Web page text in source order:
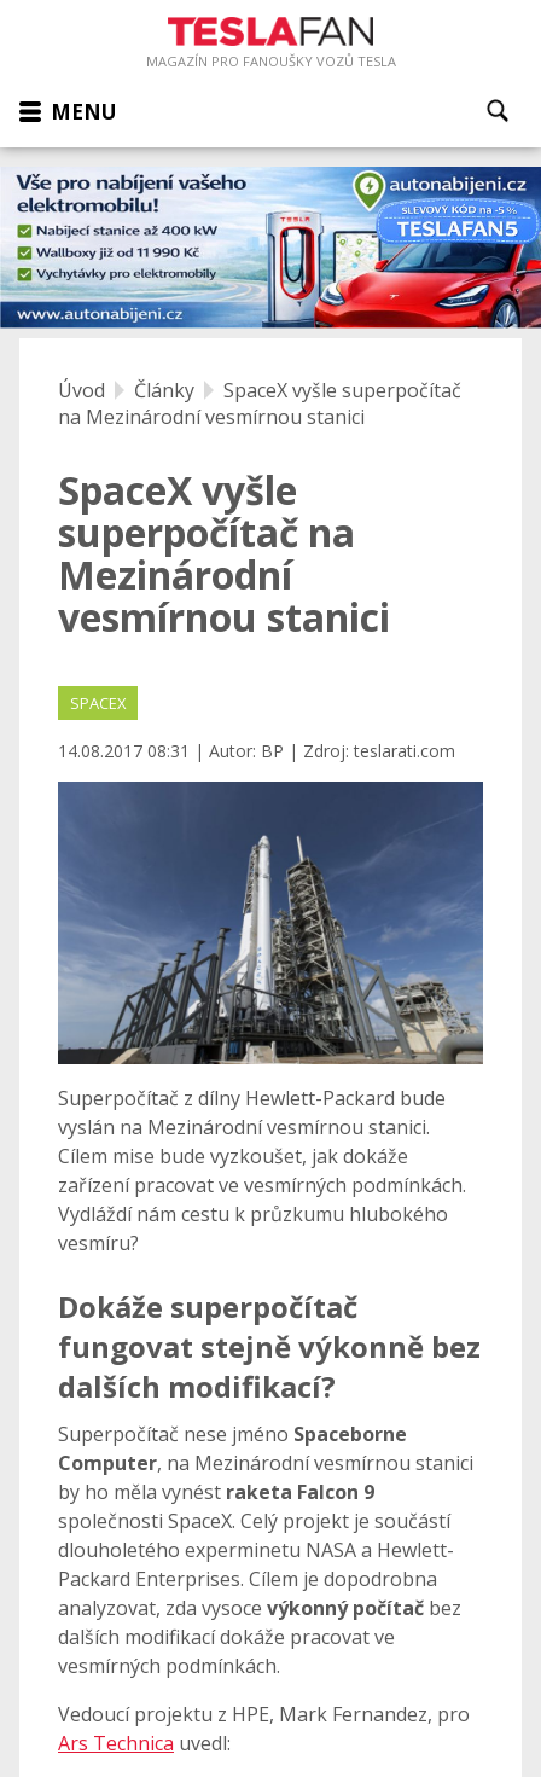
MAGAZÍN PRO FANOUŠKY VOZŮ TESLA
MENU
Úvod Články
SpaceX vyšle superpočítač
na Mezinárodní vesmírnou stanici
SpaceX vyšle
superpočítač na
Mezinárodní
vesmírnou stanici
SPACEX
14.08.2017 08:31 | Autor: BP | Zdroj: teslarati.com
Superpočítač z dílny Hewlett-Packard bude
vyslán na Mezinárodní vesmírnou stanici.
Cílem mise bude vyzkoušet, jak dokáže
zařízení pracovat ve vesmírných podmínkách.
Vydláždí nám cestu k průzkumu hlubokého
vesmíru?
Dokáže superpočítač
fungovat stejně výkonně bez
dalších modifikací?
Superpočítač nese jméno Spaceborne
Computer, na Mezinárodní vesmírnou stanici
by ho měla vynést raketa Falcon 9
společnosti SpaceX. Celý projekt je součástí
dlouholetého experminetu NASA a Hewlett-
Packard Enterprises. Cílem je dopodrobna
analyzovat, zda vysoce výkonný počítač bez
dalších modifikací dokáže pracovat ve
vesmírných podmínkách.
Vedoucí projektu z HPE, Mark Fernandez, pro
Ars Technica uvedl: